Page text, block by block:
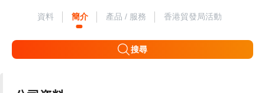
資料 簡介 產品 / 服務 香港貿發局活動
搜尋